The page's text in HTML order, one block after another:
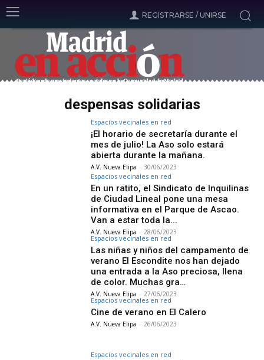
REGISTRARSE / UNIRSE
despensas solidarias
Espacios vecinales en red
¡El horario de secretaría durante el
mes de julio! La Aso solo estará
abierta durante la mañana.
A.V. Nueva Elipa - 30/06/2023
Espacios vecinales en red
En un ratito, el Sindicato de Inquilinas
de Ciudad Lineal pone una mesa
informativa en el Parque de Ascao.
Van a estar toda la...
A.V. Nueva Elipa - 28/06/2023
Espacios vecinales en red
Las niñas y niños del campamento de
verano El Escondite nos han dejado
una entrada a la Aso preciosa, llena
de color. Muchas gra…
A.V. Nueva Elipa - 27/06/2023
Espacios vecinales en red
Cine de verano en El Calero
A.V. Nueva Elipa - 26/06/2023
Espacios vecinales en red